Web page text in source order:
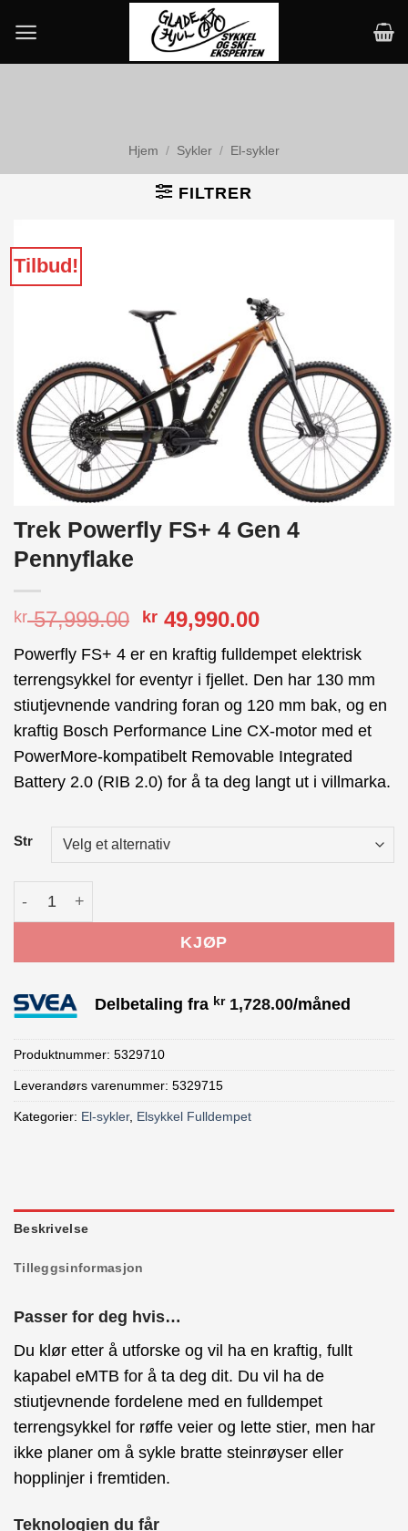
content
Hjem / Sykler / El-sykler
FILTRER
Tilbud!
Trek Powerfly FS+ 4 Gen 4
Pennyflake
kr57,999.00 Opprinnelig
var:
kr 57,999.00.
kr 49,990.00Nåværende
er:
kr 49,990.00.
Powerfly FS+ 4 er en kraftig fulldempet elektrisk
terrengsykkel for eventyr i fjellet. Den har 130 mm
stiutjevnende vandring foran og 120 mm bak, og en
kraftig Bosch Performance Line CX-motor med et
PowerMore-kompatibelt Removable Integrated
Battery 2.0 (RIB 2.0) for å ta deg langt ut i villmarka.
Str
Trek Powerfly FS+ 4 Gen 4 Pennyflake antall
KJØP
Delbetaling fra kr1,728.00/måned
Produktnummer: 5329710
Leverandørs varenummer: 5329715
Kategorier: El-sykler, Elsykkel Fulldempet
Beskrivelse
Tilleggsinformasjon
Passer for deg hvis…
Du klør etter å utforske og vil ha en kraftig, fullt
kapabel eMTB for å ta deg dit. Du vil ha de
stiutjevnende fordelene med en fulldempet
terrengsykkel for røffe veier og lette stier, men har
ikke planer om å sykle bratte steinrøyser eller
hopplinjer i fremtiden.
Teknologien du får